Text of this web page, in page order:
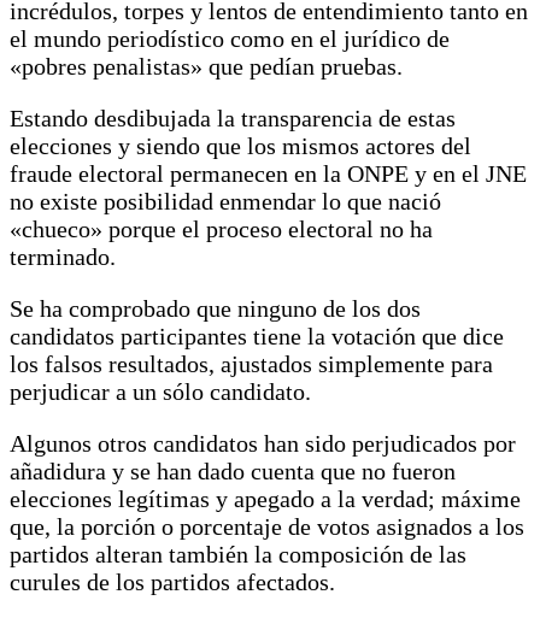
incrédulos, torpes y lentos de entendimiento tanto en
el mundo periodístico como en el jurídico de
«pobres penalistas» que pedían pruebas.
Estando desdibujada la transparencia de estas
elecciones y siendo que los mismos actores del
fraude electoral permanecen en la ONPE y en el JNE
no existe posibilidad enmendar lo que nació
«chueco» porque el proceso electoral no ha
terminado.
Se ha comprobado que ninguno de los dos
candidatos participantes tiene la votación que dice
los falsos resultados, ajustados simplemente para
perjudicar a un sólo candidato.
Algunos otros candidatos han sido perjudicados por
añadidura y se han dado cuenta que no fueron
elecciones legítimas y apegado a la verdad; máxime
que, la porción o porcentaje de votos asignados a los
partidos alteran también la composición de las
curules de los partidos afectados.